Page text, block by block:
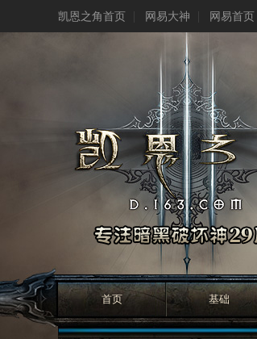
凯恩之角首页 网易大神 网易首页
首页 基础